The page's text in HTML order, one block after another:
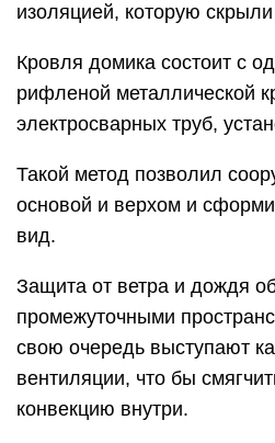
изоляцией, которую
Кровля домика состоит с
рифленой металлической
электросварных труб,
Такой метод позволил
основой и верхом и
вид.
Защита от ветра и дождя
промежуточными
свою очередь выступают
вентиляции, что бы
конвекцию внутри.